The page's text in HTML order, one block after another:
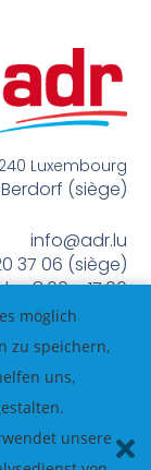
Luxembourg
Berdorf (siège)
info@adr.lu
37 06 (siège)
8:00 – 17:00
möglich
zu speichern,
uns,
unsere